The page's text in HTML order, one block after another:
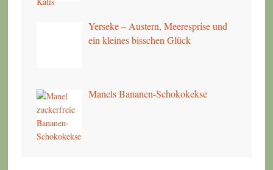
Yerseke – Austern, Meeresprise und
ein kleines bisschen Glück
Manels Bananen-Schokokekse